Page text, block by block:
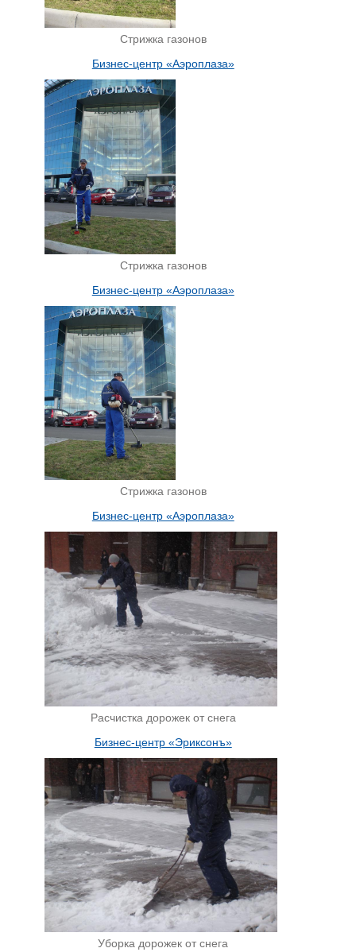
Стрижка газонов
Бизнес-центр «Аэроплаза»
Стрижка газонов
Бизнес-центр «Аэроплаза»
Стрижка газонов
Бизнес-центр «Аэроплаза»
Расчистка дорожек от снега
Бизнес-центр «Эриксонъ»
Уборка дорожек от снега